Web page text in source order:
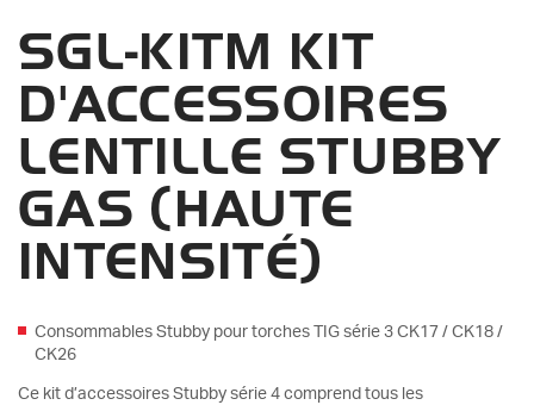
SGL-KITM KIT
D'ACCESSOIRES
LENTILLE STUBBY
GAS (HAUTE
INTENSITÉ)
Consommables Stubby pour torches TIG série 3 CK17 / CK18 /
CK26
Ce kit d’accessoires Stubby série 4 comprend tous les